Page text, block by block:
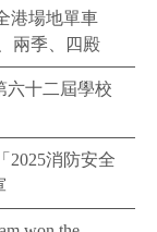
港場地單車
兩季、四殿
六十二屆學校
2025消防安全